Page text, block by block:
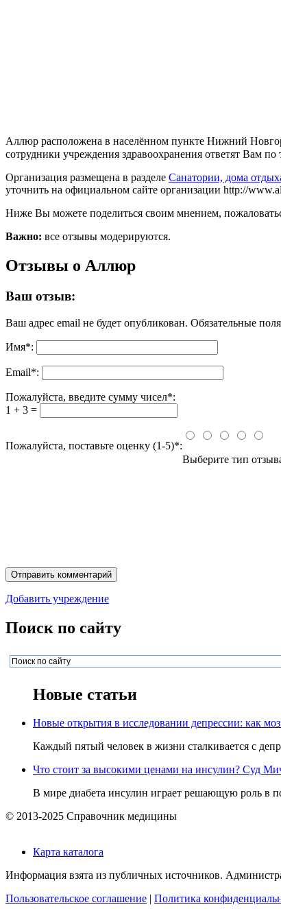
Аллюр расположена в населённом пункте Нижний
сотрудники учреждения здравоохранения ответят Вам
Организация размещена в разделе Санатории, дома
уточнить на официальном сайте организации http://
Ниже Вы можете поделиться своим мнением,
Важно: все отзывы модерируются.
Отзывы о Аллюр
Ваш отзыв:
Ваш адрес email не будет опубликован. Обязательные
Имя*:
Email*:
Пожалуйста, введите сумму чисел*:
1 + 3 =
Пожалуйста, поставьте оценку (1-5)*:
Выберите тип
Добавить учреждение
Поиск по сайту
Новые статьи
Новые открытия в исследовании депрессии: как
Каждый пятый человек в жизни сталкивается с
Что стоит за высокими ценами на инсулин? Суд
В мире диабета инсулин играет решающую роль в
© 2013-2025 Справочник медицины
Карта каталога
Информация взята из публичных источников.
Пользовательское соглашение
Политика